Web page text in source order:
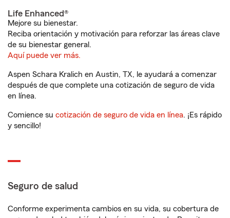
Life Enhanced®
Mejore su bienestar.
Reciba orientación y motivación para reforzar las áreas clave
de su bienestar general.
Aquí puede ver más.
Aspen Schara Kralich en Austin, TX, le ayudará a comenzar
después de que complete una cotización de seguro de vida
en línea.
Comience su cotización de seguro de vida en línea. ¡Es rápido
y sencillo!
Seguro de salud
Conforme experimenta cambios en su vida, su cobertura de